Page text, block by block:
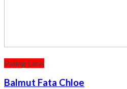
Paling Laris
Balmut Fata Chloe